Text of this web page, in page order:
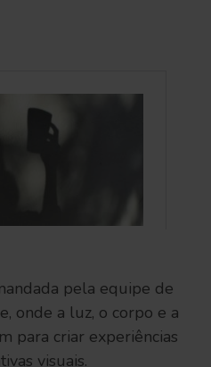
pela equipe de
onde a luz, o corpo e a
para criar experiências
visuais.